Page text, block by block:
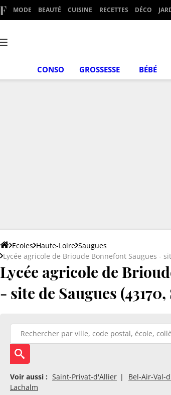
MODE BEAUTÉ CUISINE RECETTES DÉCO
CONSO GROSSESSE BÉBÉ
Ecoles Haute-Loire Saugues
Lycée agricole de Brioude Bonnefont Saugues -
Lycée agricole de
- site de Saugues
Voir aussi : Saint-Privat-d'Allier Bel-Air-Val-
Lachalm